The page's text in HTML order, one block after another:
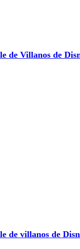
de Villanos de
de villanos de